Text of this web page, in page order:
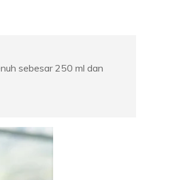
sebesar 250 ml dan